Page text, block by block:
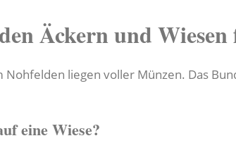
Äckern und Wiesen
liegen voller Münzen. Das
eine Wiese?